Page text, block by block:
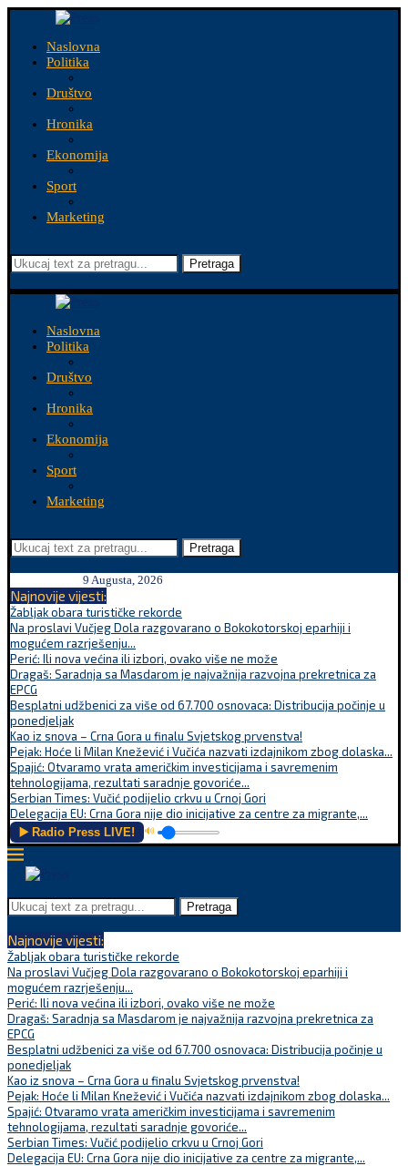
Naslovna
Politika
Društvo
Hronika
Ekonomija
Sport
Marketing
Pretraga
Naslovna
Politika
Društvo
Hronika
Ekonomija
Sport
Marketing
Pretraga
9 Augusta, 2026
Najnovije vijesti:
Žabljak obara turističke rekorde
Na proslavi Vučjeg Dola razgovarano o Bokokotorskoj eparhiji i
mogućem razrješenju...
Perić: Ili nova većina ili izbori, ovako više ne može
Dragaš: Saradnja sa Masdarom je najvažnija razvojna prekretnica za
EPCG
Besplatni udžbenici za više od 67.700 osnovaca: Distribucija počinje u
ponedjeljak
Kao iz snova – Crna Gora u finalu Svjetskog prvenstva!
Pejak: Hoće li Milan Knežević i Vučića nazvati izdajnikom zbog dolaska...
Spajić: Otvaramo vrata američkim investicijama i savremenim
tehnologijama, rezultati saradnje govoriće...
Serbian Times: Vučić podijelio crkvu u Crnoj Gori
Delegacija EU: Crna Gora nije dio inicijative za centre za migrante,...
▶️ Radio Press LIVE! 🔊
Pretraga
Najnovije vijesti:
Žabljak obara turističke rekorde
Na proslavi Vučjeg Dola razgovarano o Bokokotorskoj eparhiji i
mogućem razrješenju...
Perić: Ili nova većina ili izbori, ovako više ne može
Dragaš: Saradnja sa Masdarom je najvažnija razvojna prekretnica za
EPCG
Besplatni udžbenici za više od 67.700 osnovaca: Distribucija počinje u
ponedjeljak
Kao iz snova – Crna Gora u finalu Svjetskog prvenstva!
Pejak: Hoće li Milan Knežević i Vučića nazvati izdajnikom zbog dolaska...
Spajić: Otvaramo vrata američkim investicijama i savremenim
tehnologijama, rezultati saradnje govoriće...
Serbian Times: Vučić podijelio crkvu u Crnoj Gori
Delegacija EU: Crna Gora nije dio inicijative za centre za migrante,...